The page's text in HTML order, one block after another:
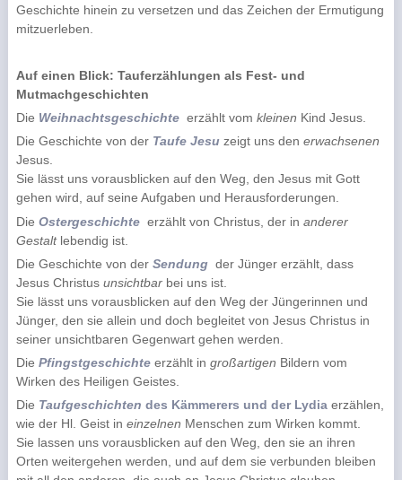
Geschichte hinein zu versetzen und das Zeichen der Ermutigung
mitzuerleben.
Auf einen Blick: Tauferzählungen als Fest- und
Mutmachgeschichten
Die Weihnachtsgeschichte erzählt vom kleinen Kind Jesus.
Die Geschichte von der Taufe Jesuzeigt uns den erwachsenen
Jesus.
Sie lässt uns vorausblicken auf den Weg, den Jesus mit Gott
gehen wird, auf seine Aufgaben und Herausforderungen.
Die Ostergeschichte erzählt von Christus, der in anderer
Gestaltlebendig ist.
Die Geschichte von der Sendung der Jünger erzählt, dass
Jesus Christus unsichtbar bei uns ist.
Sie lässt uns vorausblicken auf den Weg der Jüngerinnen und
Jünger, den sie allein und doch begleitet von Jesus Christus in
seiner unsichtbaren Gegenwart gehen werden.
Die Pfingstgeschichteerzählt in großartigen Bildern vom
Wirken des Heiligen Geistes.
Die Taufgeschichten des Kämmerers und der Lydiaerzählen,
wie der Hl. Geist in einzelnen Menschen zum Wirken kommt.
Sie lassen uns vorausblicken auf den Weg, den sie an ihren
Orten weitergehen werden, und auf dem sie verbunden bleiben